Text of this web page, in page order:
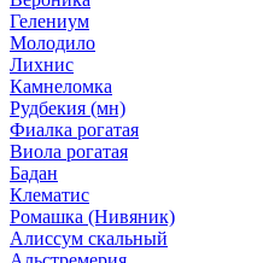
Гелениум
Молодило
Лихнис
Камнеломка
Рудбекия (мн)
Фиалка рогатая
Виола рогатая
Бадан
Клематис
Ромашка (Нивяник)
Алиссум скальный